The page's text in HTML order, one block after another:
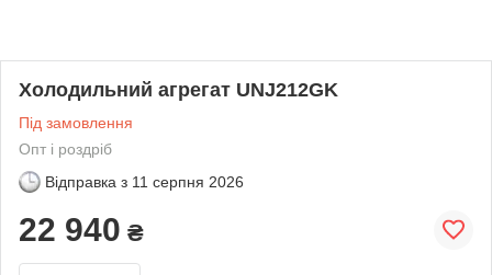
Холодильний агрегат UNJ212GK
Під замовлення
Опт і роздріб
Відправка з 11 серпня 2026
22 940 ₴